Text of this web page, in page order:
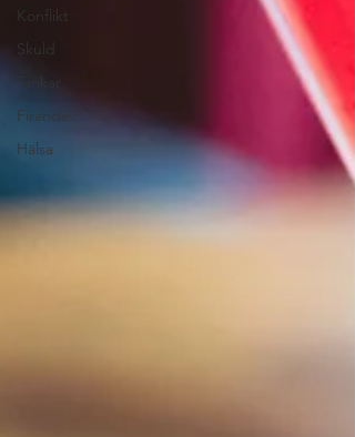
Konflikt
Skuld
Firande
Hälsa